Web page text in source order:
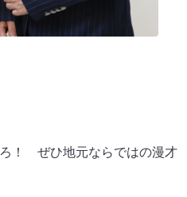
！ ぜひ地元ならではの漫才